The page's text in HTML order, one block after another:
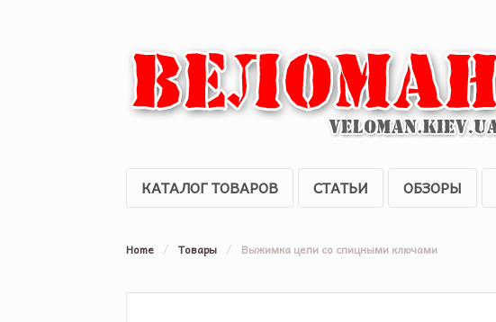
КАТАЛОГ ТОВАРОВ СТАТЬИ ОБЗОРЫ
Home / Товары / Выжимка цепи со спицными ключами